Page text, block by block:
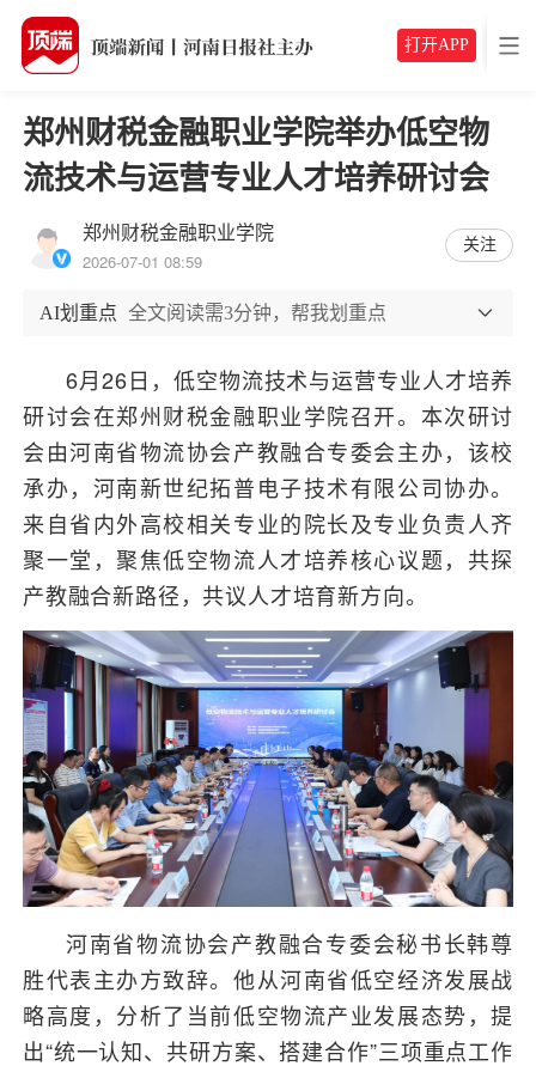
打开APP
郑州财税金融职业学院举办低空物
流技术与运营专业人才培养研讨会
郑州财税金融职业学院
2026-07-01 08:59
关注
AI划重点 全文阅读需3分钟，帮我划重点
6月26日，低空物流技术与运营专业人才培养
研讨会在郑州财税金融职业学院召开。本次研讨
会由河南省物流协会产教融合专委会主办，该校
承办，河南新世纪拓普电子技术有限公司协办。
来自省内外高校相关专业的院长及专业负责人齐
聚一堂，聚焦低空物流人才培养核心议题，共探
产教融合新路径，共议人才培育新方向。
河南省物流协会产教融合专委会秘书长韩尊
胜代表主办方致辞。他从河南省低空经济发展战
略高度，分析了当前低空物流产业发展态势，提
出“统一认知、共研方案、搭建合作”三项重点工作